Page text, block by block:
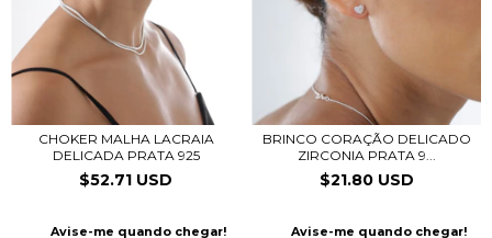
CHOKER MALHA LACRAIA
DELICADA PRATA 925
$52.71 USD
Avise-me quando chegar!
BRINCO CORAÇÃO DELICADO
ZIRCONIA PRATA 9...
$21.80 USD
Avise-me quando chegar!